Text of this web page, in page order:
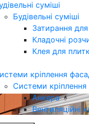
суміші
Будівельні суміші
Затирання
Кладочні
Клея для
кріплення
Системи кріплення
Анкера
Вентиляційні